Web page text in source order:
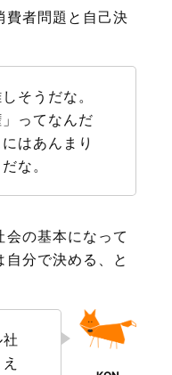
費者問題と自己決
そうだな。
」ってなんだ
はあんまり
な。
会の基本になって
分で決める、と